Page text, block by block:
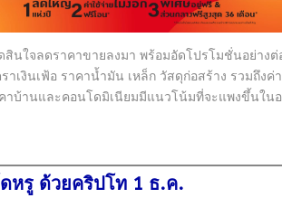
สินใจลดราคาขายลงมา พร้อมอัดโปรโมชั่นอย่า
เงินเฟ้อ ราคาน้ำมัน เหล็ก วัสดุก่อสร้าง รวมถึ
าบ้านและคอนโดมิเนียมมีแนวโน้มที่จะแพงขึ้นใ
ดหรู ด้วยคริปโท 1 ธ.ค.